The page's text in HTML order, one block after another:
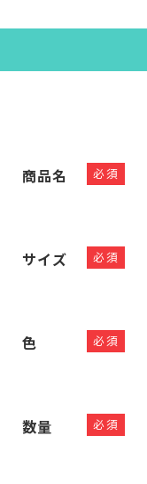
商品名 必須
サイズ 必須
色 必須
数量 必須